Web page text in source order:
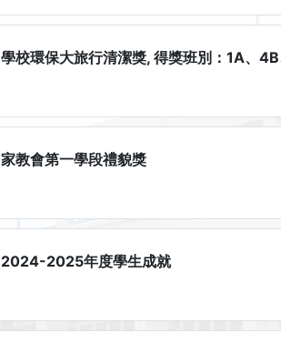
學校環保大旅行清潔獎, 得獎班別：1A、
家教會第一學段禮貌獎
2024-2025年度學生成就